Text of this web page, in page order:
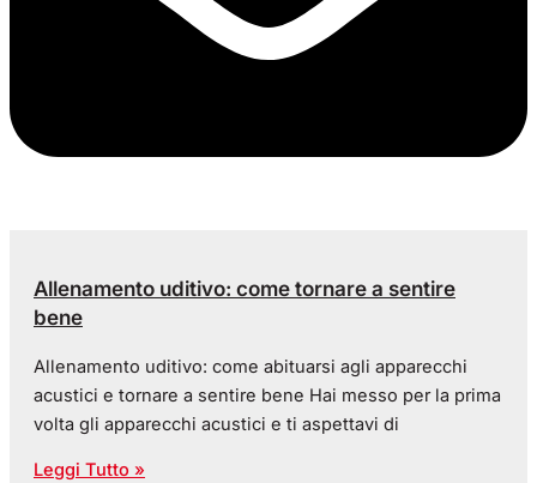
Allenamento uditivo: come tornare a sentire
bene
Allenamento uditivo: come abituarsi agli apparecchi
acustici e tornare a sentire bene Hai messo per la prima
volta gli apparecchi acustici e ti aspettavi di
Leggi Tutto »